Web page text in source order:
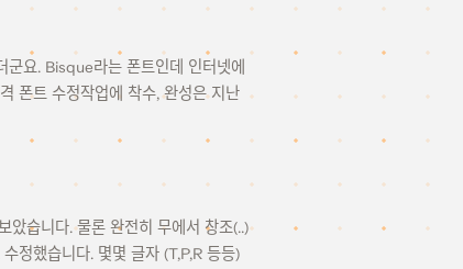
요. Bisque라는 폰트인데 인터넷에
폰트 수정작업에 착수, 완성은 지난
습니다. 물론 완전히 무에서 창조(..)
정했습니다. 몇몇 글자 (T,P,R 등등)